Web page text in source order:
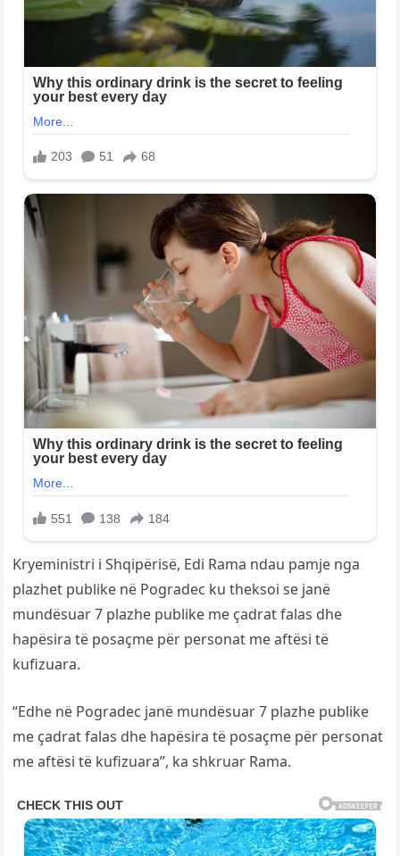
Kryeministri i Shqipërisë, Edi Rama ndau pamje nga
plazhet publike në Pogradec ku theksoi se janë
mundësuar 7 plazhe publike me çadrat falas dhe
hapësira të posaçme për personat me aftësi të
kufizuara.
“Edhe në Pogradec janë mundësuar 7 plazhe publike
me çadrat falas dhe hapësira të posaçme për personat
me aftësi të kufizuara”, ka shkruar Rama.